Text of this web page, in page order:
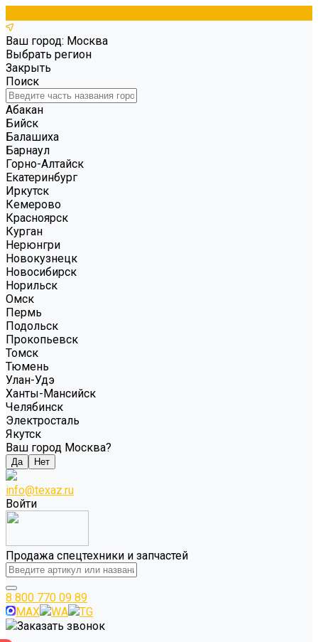
Ваш город: Москва
Выбрать регион
Закрыть
Поиск
Абакан
Бийск
Балашиха
Барнаул
Горно-Алтайск
Екатеринбург
Иркутск
Кемерово
Красноярск
Курган
Нерюнгри
Новокузнецк
Новосибирск
Норильск
Омск
Пермь
Подольск
Прокопьевск
Томск
Тюмень
Улан-Удэ
Ханты-Мансийск
Челябинск
Электросталь
Якутск
Ваш город Москва?
Да Нет
info@texaz.ru
Войти
Продажа спецтехники и запчастей
8 800 770 09 89
MAX
WA
TG
Заказать звонок